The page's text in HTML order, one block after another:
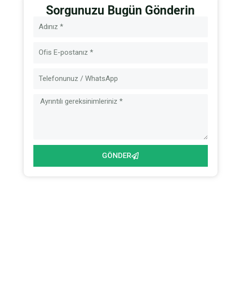
Sorgunuzu Bugün Gönderin
İsim
E-
Mesaj
GÖNDER